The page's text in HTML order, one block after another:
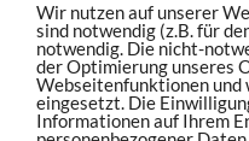
Wir nutzen auf unserer
sind notwendig (z.B. für
notwendig. Die nicht-
der Optimierung unseres
Webseitenfunktionen
eingesetzt. Die
Informationen auf Ihrem